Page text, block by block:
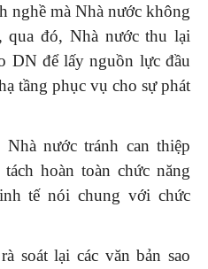
nghề mà Nhà nước không
qua đó, Nhà nước thu lại
DN để lấy nguồn lực đầu
tầng phục vụ cho sự phát
nước tránh can thiệp
hoàn toàn chức năng
tế nói chung với chức
soát lại các văn bản sao